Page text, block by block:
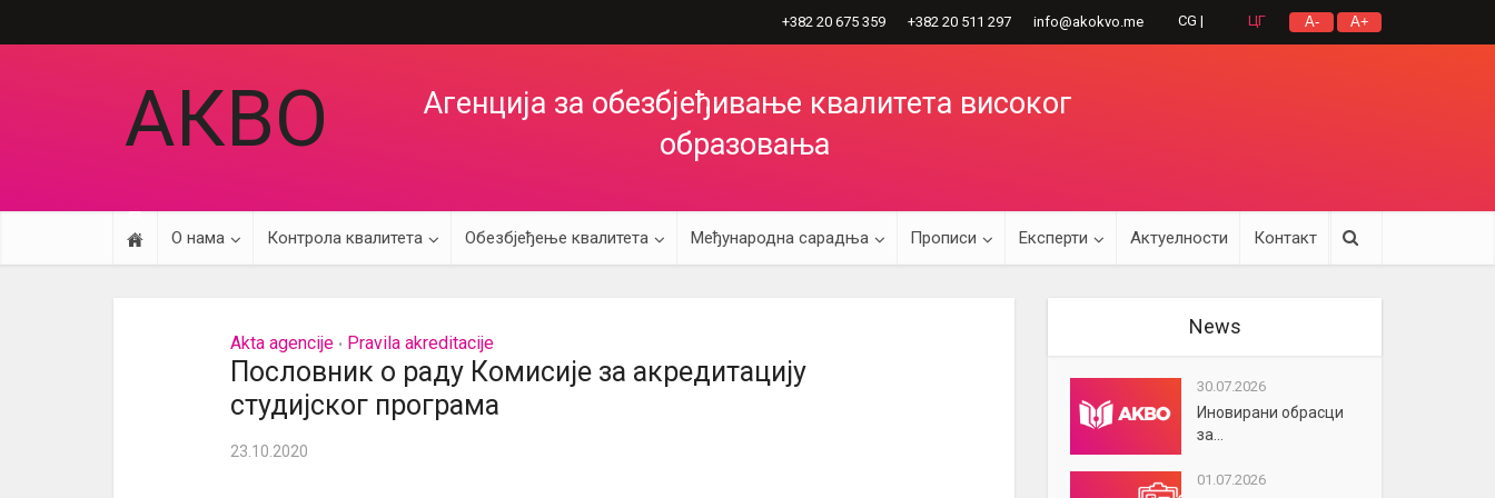
A- A+
+382 20 675 359 +382 20 511 297 info@akokvo.me CG | ЦГ
АКВО
Агенција за обезбјеђивање квалитета високог
образовања
О нама Контрола квалитета Обезбјеђење квалитета Међународна сарадња Прописи Експерти Актуелности Контакт
Akta agencije • Pravila akreditacije
Пословник о раду Комисије за акредитацију
студијског програма
23.10.2020
News
30.07.2026
Иновирани обрасци
за...
01.07.2026